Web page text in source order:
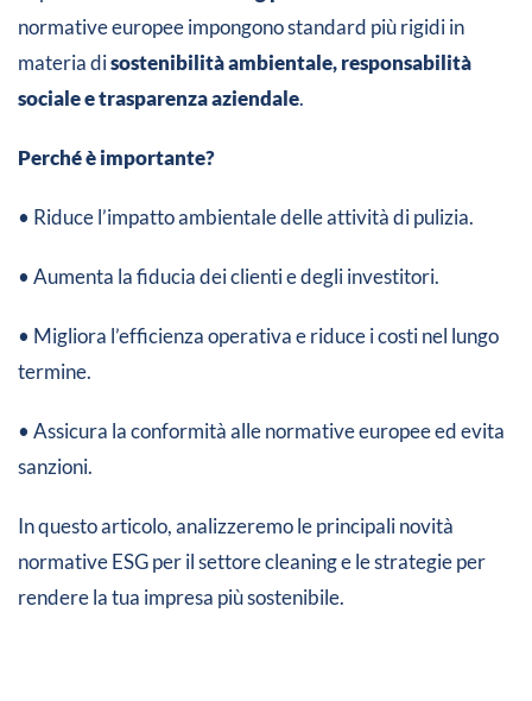
normative europee impongono standard più rigidi in
materia disostenibilità ambientale, responsabilità
sociale e trasparenza aziendale.
Perché è importante?
• Riduce l’impatto ambientale delle attività di pulizia.
• Aumenta la fiducia dei clienti e degli investitori.
• Migliora l’efficienza operativa e riduce i costi nel lungo
termine.
• Assicura la conformità alle normative europee ed evita
sanzioni.
In questo articolo, analizzeremo le principali novità
normative ESG per il settore cleaning e le strategie per
rendere la tua impresa più sostenibile.